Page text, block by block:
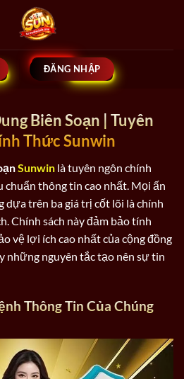
ĐĂNG NHẬP
Biên Soạn | Tuyên
Thức Sunwin
Sunwin là tuyên ngôn chính
chuẩn thông tin cao nhất. Mọi ấn
dựa trên ba giá trị cốt lõi là chính
Chính sách này đảm bảo tính
vệ lợi ích cao nhất của cộng đồng
những nguyên tắc tạo nên sự tin
Thông Tin Của Chúng